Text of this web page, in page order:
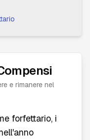
e rimanere nel
forfettario, i